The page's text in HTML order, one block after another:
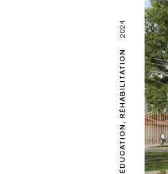
ÉDUCATION
RÉHABILITATION
2024